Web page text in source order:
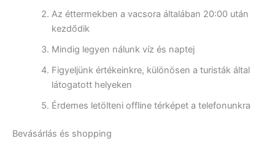
Az éttermekben a vacsora általában 20:00 után
kezdődik
Mindig legyen nálunk víz és naptej
Figyeljünk értékeinkre, különösen a turisták által
látogatott helyeken
Érdemes letölteni offline térképet a telefonunkra
Bevásárlás és shopping